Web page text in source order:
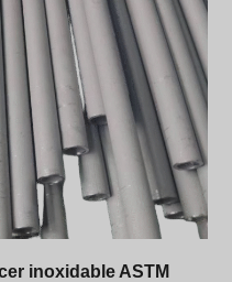
inoxidable ASTM